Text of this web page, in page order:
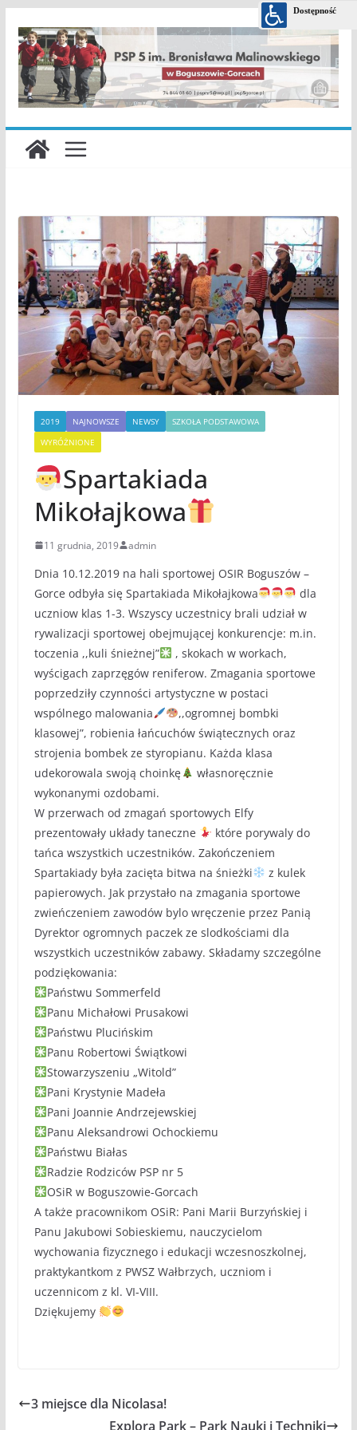
treści
2019 NAJNOWSZE NEWSY
SZKOŁA PODSTAWOWA
WYRÓŻNIONE
Spartakiada
Mikołajkowa
11 grudnia, 2019 admin
Dnia 10.12.2019 na hali sportowej OSIR Boguszów –
Gorce odbyła się Spartakiada Mikołajkowa
dla
uczniow klas 1-3. Wszyscy uczestnicy brali udział w
rywalizacji sportowej obejmującej konkurencje: m.in.
toczenia ,,kuli śnieżnej”
, skokach w workach,
wyścigach zaprzęgów reniferow. Zmagania sportowe
poprzedziły czynności artystyczne w postaci
wspólnego malowania
,,ogromnej bombki
klasowej”, robienia łańcuchów świątecznych oraz
strojenia bombek ze styropianu. Każda klasa
udekorowala swoją choinkę
własnoręcznie
wykonanymi ozdobami.
W przerwach od zmagań sportowych Elfy
prezentowały układy taneczne
które porywaly do
tańca wszystkich uczestników. Zakończeniem
Spartakiady była zacięta bitwa na śnieżki
z kulek
papierowych. Jak przystało na zmagania sportowe
zwieńczeniem zawodów bylo wręczenie przez Panią
Dyrektor ogromnych paczek ze slodkościami dla
wszystkich uczestników zabawy. Składamy szczególne
podziękowania:
Państwu Sommerfeld
Panu Michałowi Prusakowi
Państwu Plucińskim
Panu Robertowi Świątkowi
Stowarzyszeniu „Witold”
Pani Krystynie Madeła
Pani Joannie Andrzejewskiej
Panu Aleksandrowi Ochockiemu
Państwu Białas
Radzie Rodziców PSP nr 5
OSiR w Boguszowie-Gorcach
A także pracownikom OSiR: Pani Marii Burzyńskiej i
Panu Jakubowi Sobieskiemu, nauczycielom
wychowania fizycznego i edukacji wczesnoszkolnej,
praktykantkom z PWSZ Wałbrzych, uczniom i
uczennicom z kl. VI-VIII.
Dziękujemy
3 miejsce dla Nicolasa!
Explora Park – Park Nauki i Techniki